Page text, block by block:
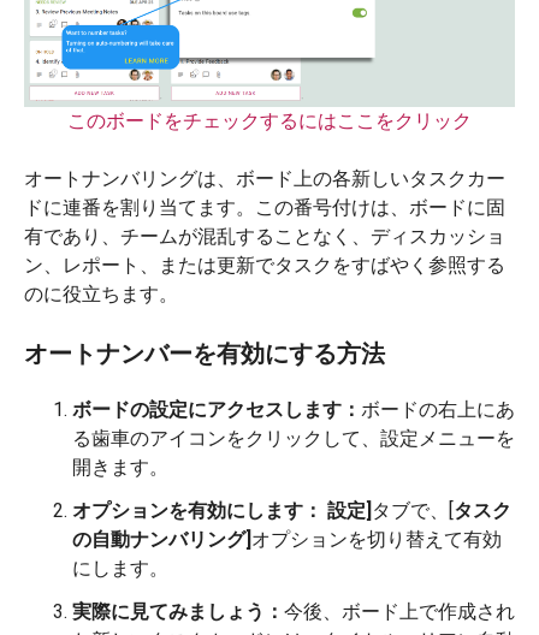
このボードをチェックするにはここをクリック
オートナンバリングは、ボード上の各新しいタスクカー
ドに連番を割り当てます。この番号付けは、ボードに固
有であり、チームが混乱することなく、ディスカッショ
ン、レポート、または更新でタスクをすばやく参照する
のに役立ちます。
オートナンバーを有効にする方法
ボードの設定にアクセスします： ボードの右上にあ
る歯車のアイコンをクリックして、設定メニューを
開きます。
オプションを有効にします： 設定] タブで、[タスク
の自動ナンバリング] オプションを切り替えて有効
にします。
実際に見てみましょう： 今後、ボード上で作成され